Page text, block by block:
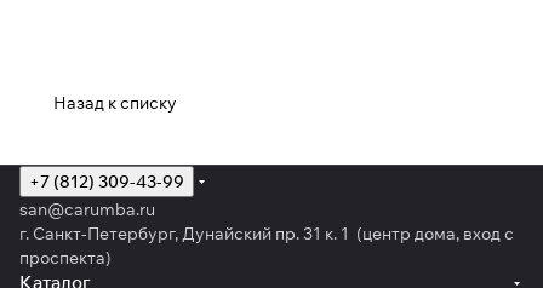
Назад к списку
+7 (812) 309-43-99
san@carumba.ru
г. Санкт-Петербург, Дунайский пр. 31 к. 1 (центр дома, вход с
проспекта)
Каталог